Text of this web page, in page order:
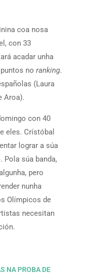
coa nosa
con 33
acadar unha
no ranking.
(Laura
Aroa).
con 40
eles. Crístóbal
lograr a súa
Pola súa banda,
pero
nunha
Olímpicos de
necesitan
NA PROBA DE